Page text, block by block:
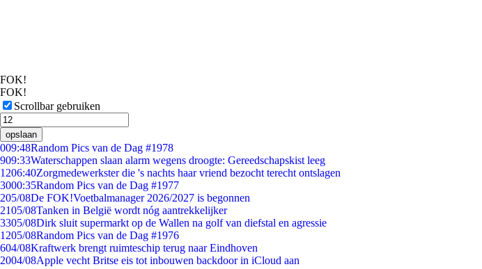
FOK!
FOK!
Scrollbar gebruiken
opslaan
009:48Random Pics van de Dag #1978
909:33Waterschappen slaan alarm wegens droogte: Gereedschapskist leeg
1206:40Zorgmedewerkster die 's nachts haar vriend bezocht terecht ontslagen
3000:35Random Pics van de Dag #1977
205/08De FOK!Voetbalmanager 2026/2027 is begonnen
2105/08Tanken in België wordt nóg aantrekkelijker
3305/08Dirk sluit supermarkt op de Wallen na golf van diefstal en agressie
1205/08Random Pics van de Dag #1976
604/08Kraftwerk brengt ruimteschip terug naar Eindhoven
2004/08Apple vecht Britse eis tot inbouwen backdoor in iCloud aan